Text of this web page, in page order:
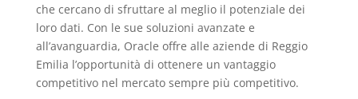
che cercano di sfruttare al meglio il potenziale dei
loro dati. Con le sue soluzioni avanzate e
all’avanguardia, Oracle offre alle aziende di Reggio
Emilia l’opportunità di ottenere un vantaggio
competitivo nel mercato sempre più competitivo.